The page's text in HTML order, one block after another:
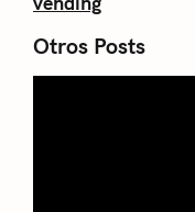
Otros Posts